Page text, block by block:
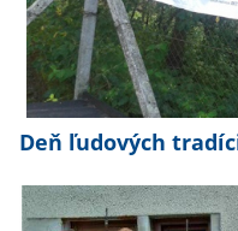
Deň ľudových